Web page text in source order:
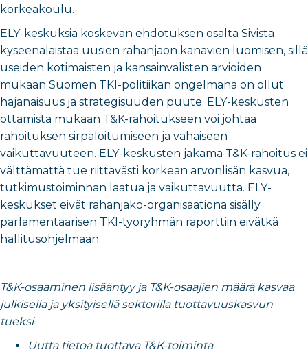
korkeakoulu.
ELY-keskuksia koskevan ehdotuksen osalta Sivista
kyseenalaistaa uusien rahanjaon kanavien luomisen, sillä
useiden kotimaisten ja kansainvälisten arvioiden
mukaan Suomen TKI-politiikan ongelmana on ollut
hajanaisuus ja strategisuuden puute. ELY-keskusten
ottamista mukaan T&K-rahoitukseen voi johtaa
rahoituksen sirpaloitumiseen ja vähäiseen
vaikuttavuuteen. ELY-keskusten jakama T&K-rahoitus ei
välttämättä tue riittävästi korkean arvonlisän kasvua,
tutkimustoiminnan laatua ja vaikuttavuutta. ELY-
keskukset eivät rahanjako-organisaationa sisälly
parlamentaarisen TKI-työryhmän raporttiin eivätkä
hallitusohjelmaan.
T&K-osaaminen lisääntyy ja T&K-osaajien määrä kasvaa
julkisella ja yksityisellä sektorilla tuottavuuskasvun
tueksi
Uutta tietoa tuottava T&K-toiminta